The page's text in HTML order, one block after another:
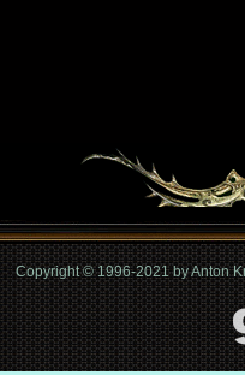
Copyright © 1996-2021 by Anton